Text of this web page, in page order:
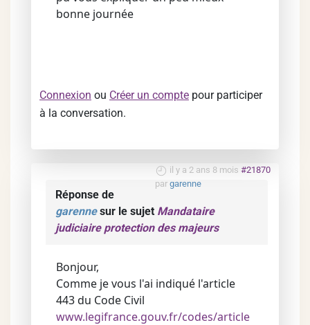
bonne journée
Connexion ou Créer un compte pour participer
à la conversation.
il y a 2 ans 8 mois #21870
par garenne
Réponse de
garennesur le sujet Mandataire
judiciaire protection des majeurs
Bonjour,
Comme je vous l'ai indiqué l'article
443 du Code Civil
www.legifrance.gouv.fr/codes/article